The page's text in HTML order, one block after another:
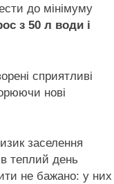
до мінімуму
з 50 л води і
сприятливі
нові
заселення
теплий день
не бажано: у них